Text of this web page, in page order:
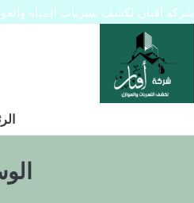
شركة أفنان لكشف تسربات المياه والعوازل